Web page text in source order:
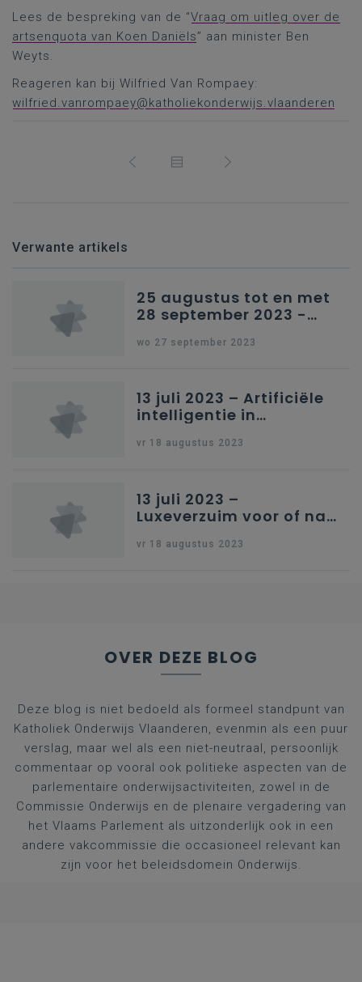
Lees de bespreking van de “Vraag om uitleg over de
artsenquota van Koen Daniëls” aan minister Ben
Weyts.
Reageren kan bij Wilfried Van Rompaey:
wilfried.vanrompaey@katholiekonderwijs.vlaanderen
Verwante artikels
25 augustus tot en met
28 september 2023 -
wo 27 september 2023
13 juli 2023 – Artificiële
intelligentie in
vr 18 augustus 2023
13 juli 2023 –
Luxeverzuim voor of na
vr 18 augustus 2023
OVER DEZE BLOG
Deze blog is niet bedoeld als formeel standpunt van
Katholiek Onderwijs Vlaanderen, evenmin als een puur
verslag, maar wel als een niet-neutraal, persoonlijk
commentaar op vooral ook politieke aspecten van de
parlementaire onderwijsactiviteiten, zowel in de
Commissie Onderwijs en de plenaire vergadering van
het Vlaams Parlement als uitzonderlijk ook in een
andere vakcommissie die occasioneel relevant kan
zijn voor het beleidsdomein Onderwijs.